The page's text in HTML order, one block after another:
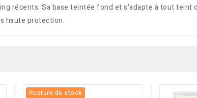
récents. Sa base teintée fond et s'adapte à tout
haute protection.
Rupture de stock